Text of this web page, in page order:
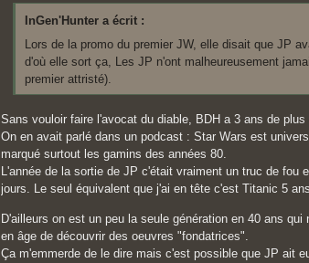
InGen'Hunter a écrit :
Lors de la promo du premier JW, elle disait que JP
d'où elle sort ça, Les JP n'ont malheureusement
premier attristé).
Sans vouloir faire l'avocat du diable, BDH a 3 ans de
On en avait parlé dans un podcast : Star Wars est
marqué surtout les gamins des années 80.
L'année de la sortie de JP c'était vraiment un truc de
jours. Le seul équivalent que j'ai en tête c'est Titanic 5
D'ailleurs on est un peu la seule génération en 40 ans
en âge de découvrir des oeuvres "fondatrices".
Ça m'emmerde de le dire mais c'est possible que JP ait